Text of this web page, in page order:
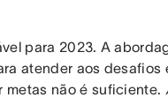
para 2023. A
atender aos desafios
metas não é suficiente.